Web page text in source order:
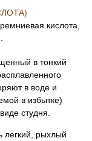
кислота,
в тонкий
в воде и
в избытке)
студня.
легкий, рыхлый